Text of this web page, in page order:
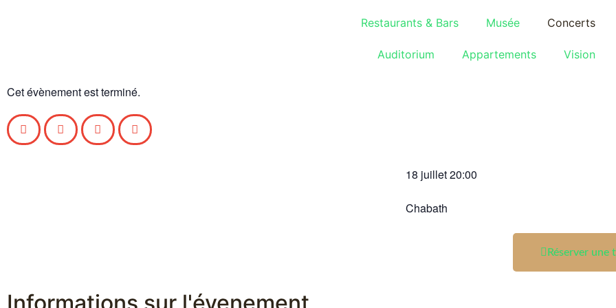
Restaurants & Bars Musée Concerts
Auditorium Appartements Vision
Cet évènement est terminé.
18 juillet20:00
Chabath
Réserver une